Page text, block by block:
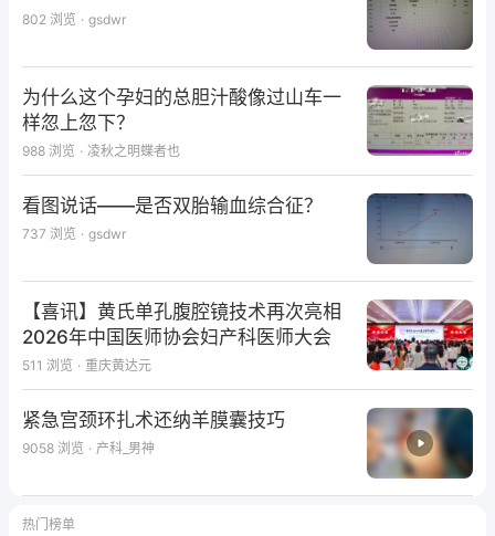
802 浏览 · gsdwr
为什么这个孕妇的总胆汁酸像过山车一
样忽上忽下？
988 浏览 · 凌秋之明蝶者也
看图说话——是否双胎输血综合征？
737 浏览 · gsdwr
【喜讯】黄氏单孔腹腔镜技术再次亮相
2026年中国医师协会妇产科医师大会
511 浏览 · 重庆黄达元
紧急宫颈环扎术还纳羊膜囊技巧
9058 浏览 · 产科_男神
热门榜单